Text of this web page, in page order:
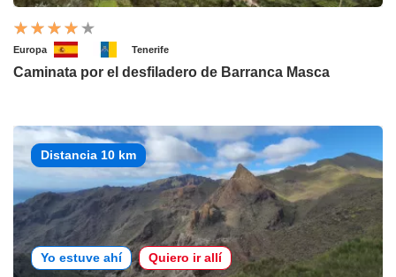
Europa Tenerife
Caminata por el desfiladero de Barranca Masca
Distancia 10 km
Yo estuve ahí Quiero ir allí